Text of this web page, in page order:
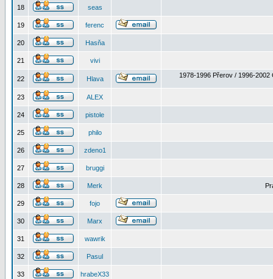
18 seas
19 ferenc
20 Hasňa
21 vivi
22 Hlava 1978-1996 Přerov / 1996-2002
23 ALEX
24 pistole
25 philo
26 zdeno1
27 bruggi
28 Merk
29 fojo
30 Marx
31 wawrik
32 Pasul
33 hrabeX33